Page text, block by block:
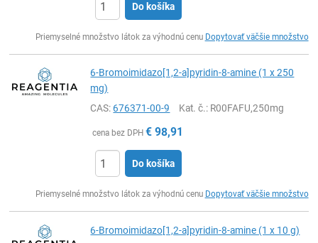
Do košíka
Priemyselné množstvo látok za výhodnú cenu Dopytovať väčšie množstvo
6-Bromoimidazo[1,2-a]pyridin-8-amine (1 x 250
mg)
CAS:676371-00-9 Kat. č.: R00FAFU,250mg
cena bez DPH € 98,91
Do košíka
Priemyselné množstvo látok za výhodnú cenu Dopytovať väčšie množstvo
6-Bromoimidazo[1,2-a]pyridin-8-amine (1 x 10 g)